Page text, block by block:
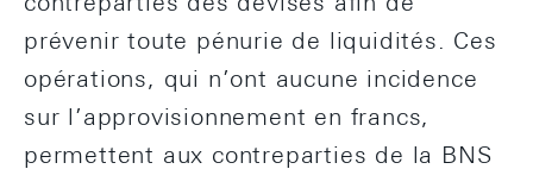
prévenir toute pénurie de liquidités. Ces
opérations, qui n’ont aucune incidence
sur l’approvisionnement en francs,
permettent aux contreparties de la BNS